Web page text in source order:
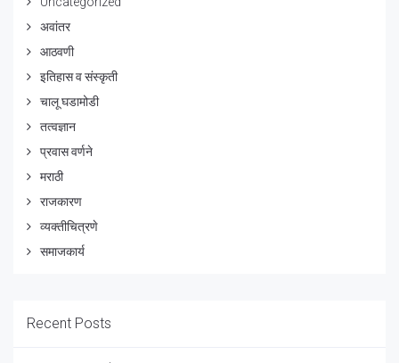
अवांतर
आठवणी
इतिहास व संस्कृती
चालू घडामोडी
तत्वज्ञान
प्रवास वर्णने
मराठी
राजकारण
व्यक्तीचित्रणे
समाजकार्य
Recent Posts